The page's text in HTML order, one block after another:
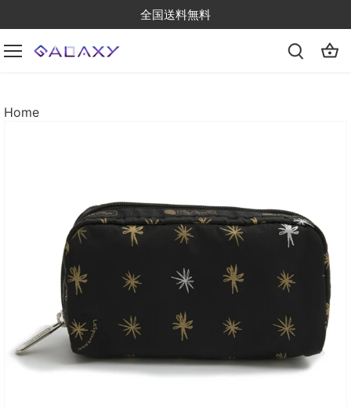
to
content
全国送料無料
Home